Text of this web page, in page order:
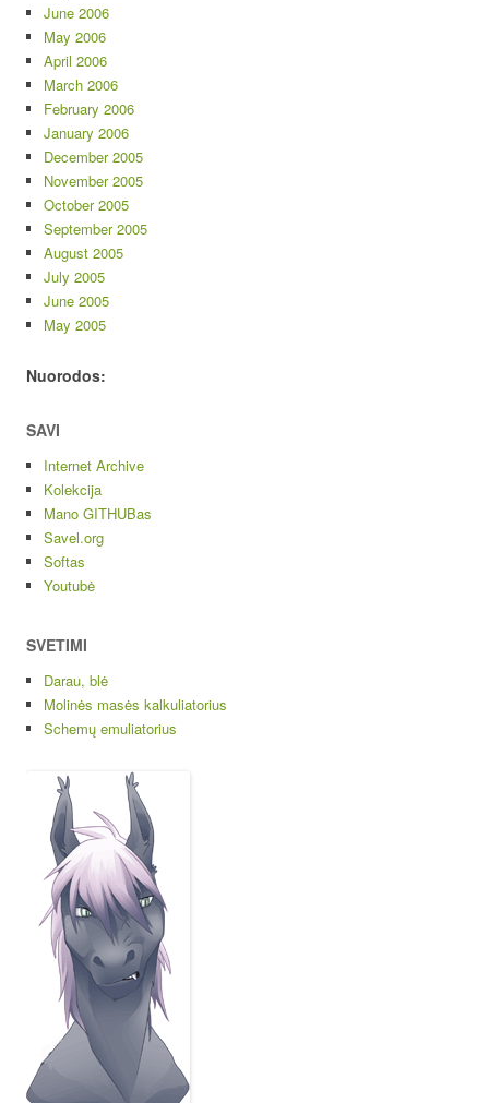
June 2006
May 2006
April 2006
March 2006
February 2006
January 2006
December 2005
November 2005
October 2005
September 2005
August 2005
July 2005
June 2005
May 2005
Nuorodos:
SAVI
Internet Archive
Kolekcija
Mano GITHUBas
Savel.org
Softas
Youtubė
SVETIMI
Darau, blė
Molinės masės kalkuliatorius
Schemų emuliatorius